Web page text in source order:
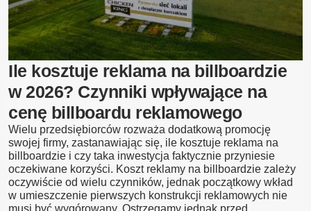
granicy
działki?
Ile kosztuje reklama na billboardzie
w 2026? Czynniki wpływające na
cenę billboardu reklamowego
Wielu przedsiębiorców rozważa dodatkową promocję
swojej firmy, zastanawiając się, ile kosztuje reklama na
billboardzie i czy taka inwestycja faktycznie przyniesie
oczekiwane korzyści. Koszt reklamy na billboardzie zależy
oczywiście od wielu czynników, jednak początkowy wkład
w umieszczenie pierwszych konstrukcji reklamowych nie